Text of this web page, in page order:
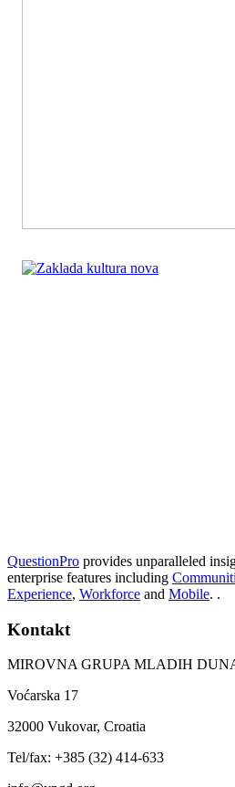
QuestionPro provides unparalleled
enterprise features including
Experience, Workforce and Mobile. .
Kontakt
MIROVNA GRUPA MLADIH
Voćarska 17
32000 Vukovar, Croatia
Tel/fax: +385 (32) 414-633